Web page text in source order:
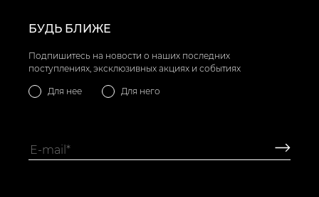
БУДЬ БЛИЖЕ
Подпишитесь на новости о наших последних
поступлениях, эксклюзивных акциях и событиях
Для нее Для него